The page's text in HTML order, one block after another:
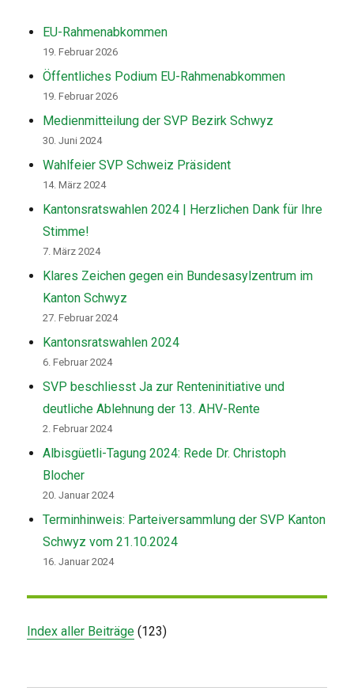
EU-Rahmenabkommen
19. Februar 2026
Öffentliches Podium EU-Rahmenabkommen
19. Februar 2026
Medienmitteilung der SVP Bezirk Schwyz
30. Juni 2024
Wahlfeier SVP Schweiz Präsident
14. März 2024
Kantonsratswahlen 2024 | Herzlichen Dank für Ihre
Stimme!
7. März 2024
Klares Zeichen gegen ein Bundesasylzentrum im
Kanton Schwyz
27. Februar 2024
Kantonsratswahlen 2024
6. Februar 2024
SVP beschliesst Ja zur Renteninitiative und
deutliche Ablehnung der 13. AHV-Rente
2. Februar 2024
Albisgüetli-Tagung 2024: Rede Dr. Christoph
Blocher
20. Januar 2024
Terminhinweis: Parteiversammlung der SVP Kanton
Schwyz vom 21.10.2024
16. Januar 2024
Index aller Beiträge (123)